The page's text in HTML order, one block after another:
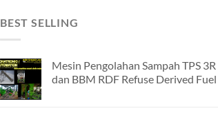
BEST SELLING
Mesin Pengolahan Sampah TPS 3R
dan BBM RDF Refuse Derived Fuel